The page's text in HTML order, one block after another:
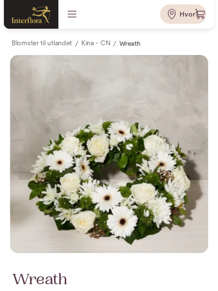
Hvor?
Blomster til utlandet Kina - CN Wreath
Wreath